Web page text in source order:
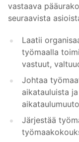
vastaava
seuraavista
Laatii
työmaalla
vastuut,
Johtaa
aikatauluista
Järjestää